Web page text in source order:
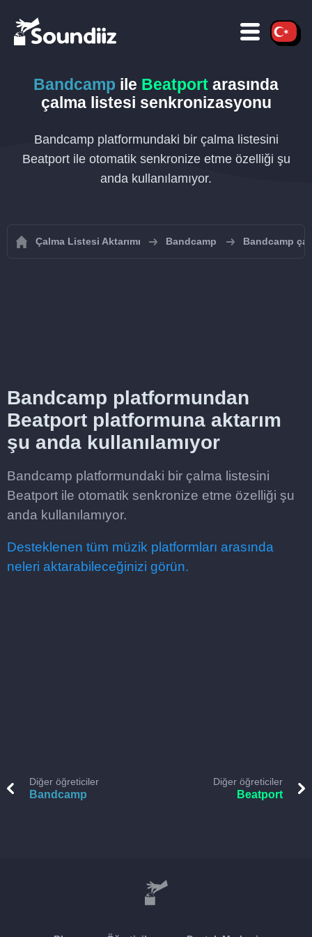
Bandcamp ile Beatport arasında
çalma listesi senkronizasyonu
Bandcamp platformundaki bir çalma listesini
Beatport ile otomatik senkronize etme özelliği şu
anda kullanılamıyor.
Çalma Listesi Aktarımı Bandcamp Bandcamp
Bandcamp platformundan
Beatport platformuna aktarım
şu anda kullanılamıyor
Bandcamp platformundaki bir çalma listesini
Beatport ile otomatik senkronize etme özelliği şu
anda kullanılamıyor.
Desteklenen tüm müzik platformları arasında
neleri aktarabileceğinizi görün.
Diğer öğreticiler
Bandcamp
Diğer öğreticiler
Beatport